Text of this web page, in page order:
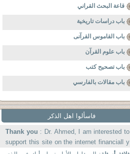
قاعة البحث القراني
باب دراسات تاريخية
باب القاموس القرآنى
باب علوم القرآن
باب تصحيح كتب
باب مقالات بالفارسي
فاسألوا اهل الذكر
Thank you : Dr. Ahmed, I am interested to
support this site on the internet financiall y
... we...